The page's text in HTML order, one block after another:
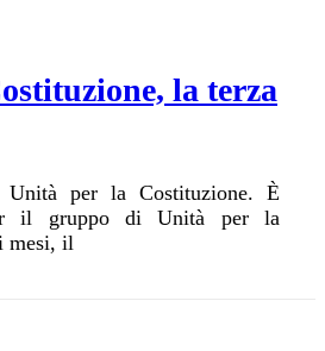
la terza
per la Costituzione. È
il gruppo di Unità per la
mesi, il